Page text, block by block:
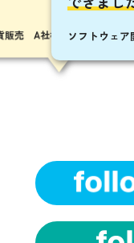
販売 A社様 ソフトウェ